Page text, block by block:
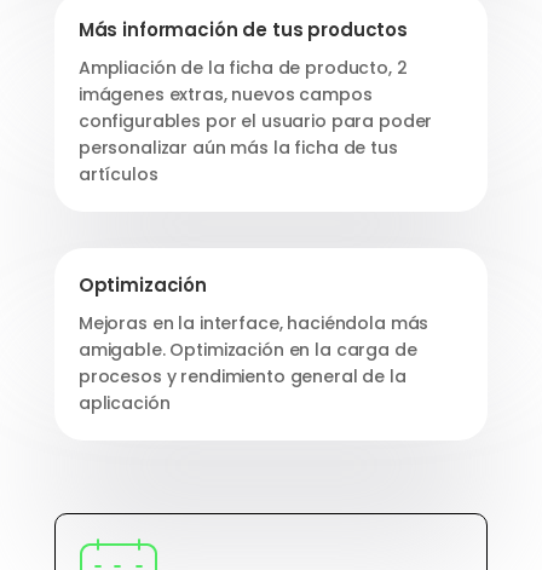
Más información de tus productos
Ampliación de la ficha de producto, 2
imágenes extras, nuevos campos
configurables por el usuario para poder
personalizar aún más la ficha de tus
artículos
Optimización
Mejoras en la interface, haciéndola más
amigable. Optimización en la carga de
procesos y rendimiento general de la
aplicación